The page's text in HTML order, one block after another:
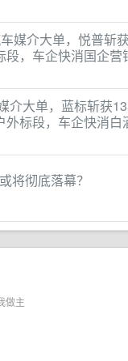
媒介大单，悦普斩
段，车企快消国企
介大单，蓝标斩获
外标段，车企快消
将彻底落幕？
做主